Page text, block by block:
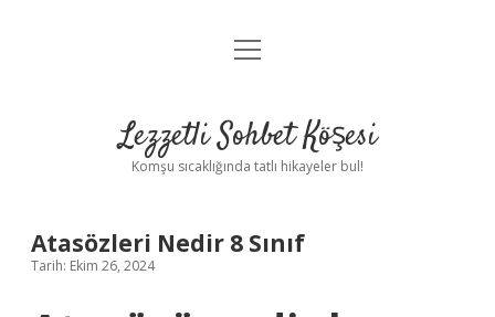
Anasayfa
Yasal Uyarı
menüyü
Lezzetli Sohbet Köşesi
Komşu sıcaklığında tatlı hikayeler bul!
Atasözleri Nedir 8 Sınıf
Tarih: Ekim 26, 2024